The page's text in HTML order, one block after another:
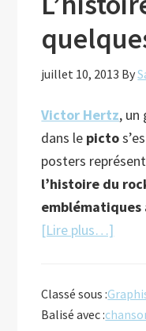
juillet 10, 2013 By
Victor Hertz, un
dans le picto
posters
l’histoire du
emblématiques
[Lire plus…]
rock
en
Classé sous :
Balisé avec :